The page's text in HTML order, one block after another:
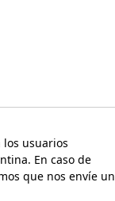
usuarios
En caso de
que nos envíe un